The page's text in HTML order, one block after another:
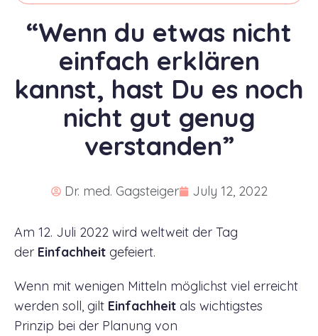
“Wenn du etwas nicht
einfach erklären
kannst, hast Du es noch
nicht gut genug
verstanden”
Dr. med. Gagsteiger July 12, 2022
Am 12. Juli 2022 wird weltweit der Tag
der Einfachheit gefeiert.
Wenn mit wenigen Mitteln möglichst viel erreicht
werden soll, gilt Einfachheit als wichtigstes
Prinzip bei der Planung von